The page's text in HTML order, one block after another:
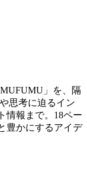
」を、隔
思考に迫るイン
情報まで。18ペー
豊かにするアイデ